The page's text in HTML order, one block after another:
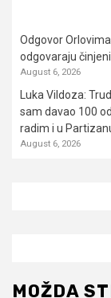
Odgovor
odgovaraju
August 6, 2026
Luka Vildoza:
sam davao 100
radim i u
August 6, 2026
MOŽDA